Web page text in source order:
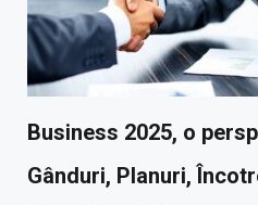
Business 2025, o
Gânduri, Planuri,